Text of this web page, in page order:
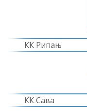
КК Рипањ
КК Сава